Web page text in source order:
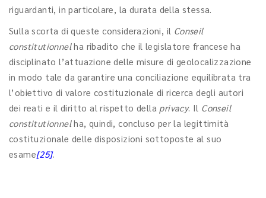
riguardanti, in particolare, la durata della stessa.
Sulla scorta di queste considerazioni, il Conseil
constitutionnelha ribadito che il legislatore francese ha
disciplinato l’attuazione delle misure di geolocalizzazione
in modo tale da garantire una conciliazione equilibrata tra
l’obiettivo di valore costituzionale di ricerca degli autori
dei reati e il diritto al rispetto della privacy. Il Conseil
constitutionnelha, quindi, concluso per la legittimità
costituzionale delle disposizioni sottoposte al suo
esame[25].